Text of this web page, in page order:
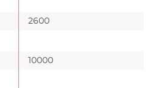
2600
10000